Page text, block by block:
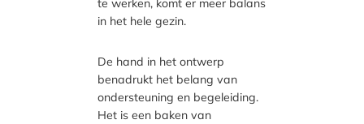
te werken, komt er meer balans
in het hele gezin.
De hand in het ontwerp
benadrukt het belang van
ondersteuning en begeleiding.
Het is een baken van